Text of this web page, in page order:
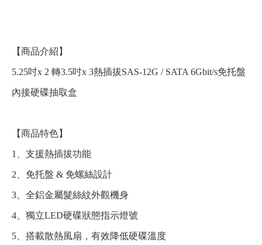
【商品介紹】
5.25吋x 2 轉3.5吋x 3熱插拔SAS-12G / SATA 6Gbit/s免托盤
內接硬碟抽取盒
【商品特色】
1、支援熱插拔功能
2、免托盤 & 免螺絲設計
3、全鋁金屬髮絲紋外觀機身
4、獨立LED硬碟狀態指示燈號
5、搭載散熱風扇，有效降低硬碟溫度